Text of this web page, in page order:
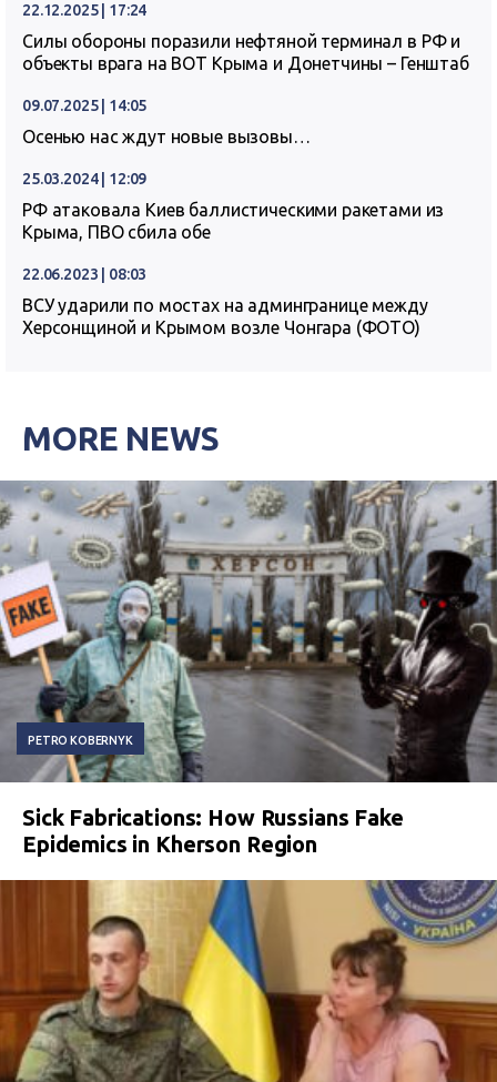
22.12.2025 | 17:24
Силы обороны поразили нефтяной терминал в РФ и
объекты врага на ВОТ Крыма и Донетчины – Генштаб
09.07.2025 | 14:05
Осенью нас ждут новые вызовы…
25.03.2024 | 12:09
РФ атаковала Киев баллистическими ракетами из
Крыма, ПВО сбила обе
22.06.2023 | 08:03
ВСУ ударили по мостах на админгранице между
Херсонщиной и Крымом возле Чонгара (ФОТО)
MORE NEWS
PETRO KOBERNYK
Sick Fabrications: How Russians Fake
Epidemics in Kherson Region